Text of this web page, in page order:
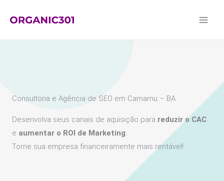
para
Consultoria e Agência de SEO em Camamu – BA
Desenvolva seus canais de aquisição para reduzir o CAC
e aumentar o ROI de Marketing.
Torne sua empresa financeiramente mais rentável!